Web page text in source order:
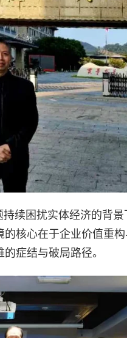
续困扰实体经济的背景
核心在于企业价值重
症结与破局路径。